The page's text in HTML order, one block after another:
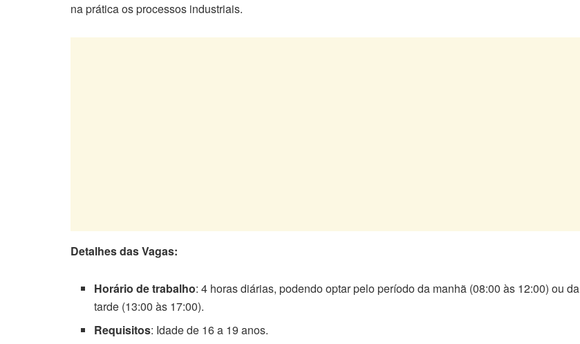
na prática os processos industriais.
Detalhes das Vagas:
Horário de trabalho: 4 horas diárias, podendo optar pelo período da manhã (08:00 às 12:00) ou da
tarde (13:00 às 17:00).
Requisitos: Idade de 16 a 19 anos.